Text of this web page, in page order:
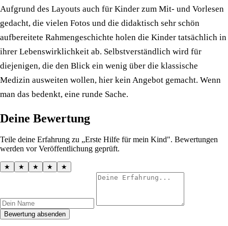
Aufgrund des Layouts auch für Kinder zum Mit- und Vorlesen
gedacht, die vielen Fotos und die didaktisch sehr schön
aufbereitete Rahmengeschichte holen die Kinder tatsächlich in
ihrer Lebenswirklichkeit ab. Selbstverständlich wird für
diejenigen, die den Blick ein wenig über die klassische
Medizin ausweiten wollen, hier kein Angebot gemacht. Wenn
man das bedenkt, eine runde Sache.
Deine Bewertung
Teile deine Erfahrung zu „Erste Hilfe für mein Kind". Bewertungen
werden vor Veröffentlichung geprüft.
★ ★ ★ ★ ★
Bewertung absenden